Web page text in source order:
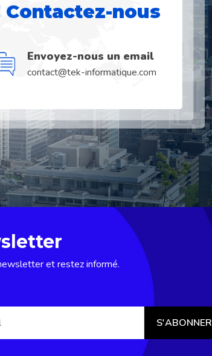
nous
Envoyez-nous un email
contact@tek-informatique.com
et restez informé.
S'ABONNER